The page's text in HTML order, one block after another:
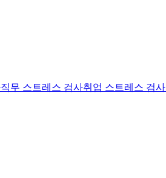
직무 스트레스 검사취업 스트레스 검사